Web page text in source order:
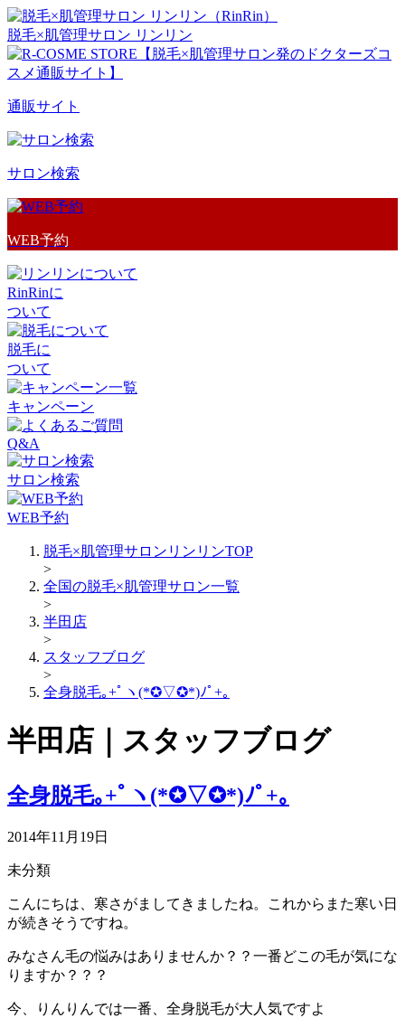
脱毛×肌管理サロン リンリン
通販サイト
サロン検索
WEB予約
RinRinに
ついて
脱毛に
ついて
キャンペーン
Q&A
サロン検索
WEB予約
脱毛×肌管理サロンリンリンTOP
>
全国の脱毛×肌管理サロン一覧
>
半田店
>
スタッフブログ
>
全身脱毛｡+ﾟヽ(*✪▽✪*)ﾉﾟ+｡
半田店｜スタッフブログ
全身脱毛｡+ﾟヽ(*✪▽✪*)ﾉﾟ+｡
2014年11月19日
未分類
こんにちは、寒さがましてきましたね。これからまた寒い日
が続きそうですね。
みなさん毛の悩みはありませんか？？一番どこの毛が気にな
りますか？？？
今、りんりんでは一番、全身脱毛が大人気ですよ